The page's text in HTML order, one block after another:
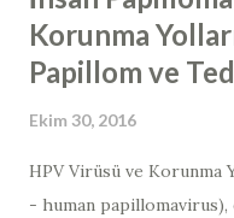
Korunma
Papillom ve
Ekim 30, 2016
HPV Virüsü ve Korunma
- human papillomavirus​),